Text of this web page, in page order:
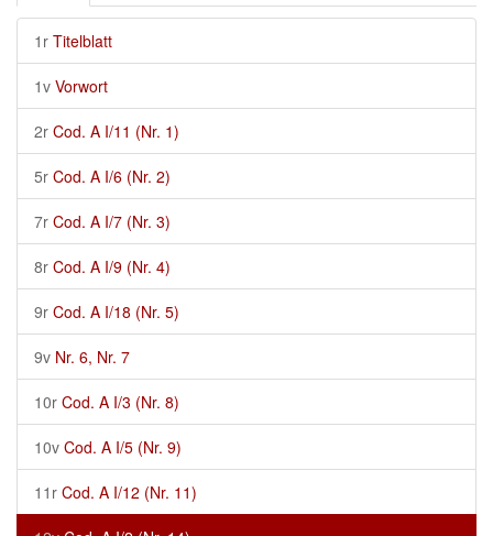
1r Titelblatt
1v Vorwort
2r Cod. A I/11 (Nr. 1)
5r Cod. A I/6 (Nr. 2)
7r Cod. A I/7 (Nr. 3)
8r Cod. A I/9 (Nr. 4)
9r Cod. A I/18 (Nr. 5)
9v Nr. 6, Nr. 7
10r Cod. A I/3 (Nr. 8)
10v Cod. A I/5 (Nr. 9)
11r Cod. A I/12 (Nr. 11)